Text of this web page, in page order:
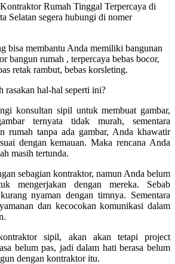
Rumah Tinggal Terpercaya di
Selatan segera hubungi di nomer
bisa membantu Anda memiliki bangunan
bangun rumah , terpercaya bebas bocor,
retak rambut, bebas korsleting.
rasakan hal-hal seperti ini?
konsultan sipil untuk membuat gambar,
ternyata tidak murah, sementara
rumah tanpa ada gambar, Anda khawatir
dengan kemauan. Maka rencana Anda
masih tertunda.
sebagian kontraktor, namun Anda belum
mengerjakan dengan mereka. Sebab
nyaman dengan timnya. Sementara
dan kecocokan komunikasi dalam
sipil, akan akan tetapi project
belum pas, jadi dalam hati berasa belum
dengan kontraktor itu.